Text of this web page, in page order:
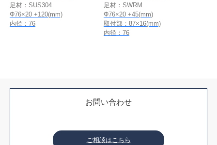
足材：SUS304
Φ76×20 +120(mm)
内径：76
足材：SWRM
Φ76×20 +45(mm)
取付部：87×16(mm)
内径：76
お問い合わせ
ご相談はこちら